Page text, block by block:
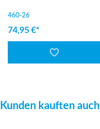
460-26
74,95 €*
Produktgalerie überspringen
Kunden kauften auch